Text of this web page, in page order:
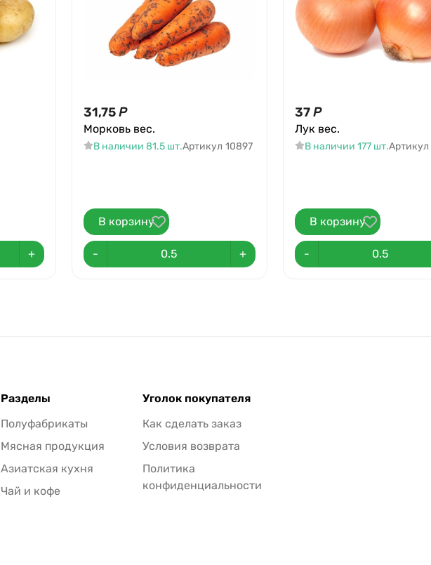
+
31,75Р
Морковь вес.
В наличии 81.5 шт.Артикул 10897
В корзину
- +
37Р
Лук вес.
В наличии 177 шт.Артикул
В корзину
-
Разделы
Полуфабрикаты
Мясная продукция
Азиатская кухня
Чай и кофе
Уголок покупателя
Как сделать заказ
Условия возврата
Политика
конфиденциальности